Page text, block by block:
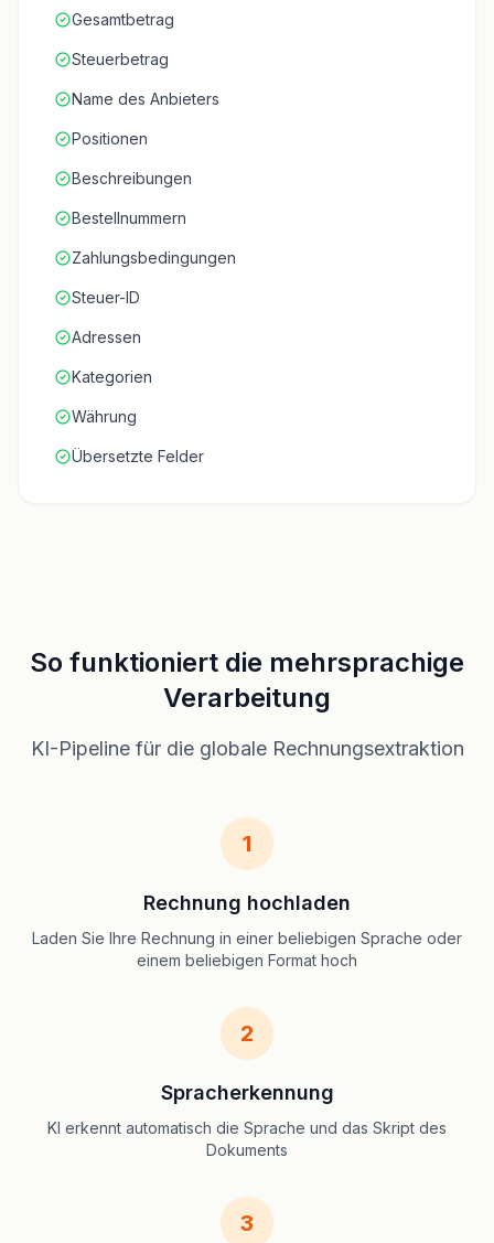
Gesamtbetrag
Steuerbetrag
Name des Anbieters
Positionen
Beschreibungen
Bestellnummern
Zahlungsbedingungen
Steuer-ID
Adressen
Kategorien
Währung
Übersetzte Felder
So funktioniert die mehrsprachige
Verarbeitung
KI-Pipeline für die globale Rechnungsextraktion
1
Rechnung hochladen
Laden Sie Ihre Rechnung in einer beliebigen Sprache oder
einem beliebigen Format hoch
2
Spracherkennung
KI erkennt automatisch die Sprache und das Skript des
Dokuments
3